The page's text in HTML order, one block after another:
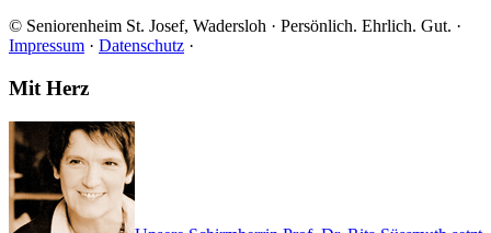
© Seniorenheim St. Josef, Wadersloh · Persönlich. Ehrlich. Gut. ·
Impressum · Datenschutz ·
Footer
Mit Herz